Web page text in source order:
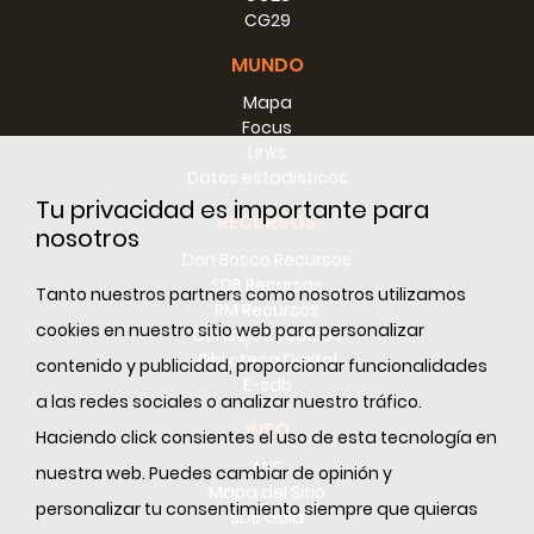
Tu privacidad es importante para
nosotros
Tanto nuestros partners como nosotros utilizamos
cookies en nuestro sitio web para personalizar
contenido y publicidad, proporcionar funcionalidades
a las redes sociales o analizar nuestro tráfico.
Haciendo click consientes el uso de esta tecnología en
nuestra web. Puedes cambiar de opinión y
personalizar tu consentimiento siempre que quieras
4) La lettera del 1884 da Roma.
c) Le manifestazioni della carità.
I. Sua utilità.
II. Come avvicinare i giovani: esempi di Don Bosco.
A. All’inizio della sua missione.
B. Don Bosco in Trastevere.
C. Don Bosco in Piazza del Popolo.
E. «Vada alla pompa!»
III. Mezzi per guadagnare la confidenza.
CG29
MUNDO
Mapa
Focus
RECURSOS
SDB Recursos
Consejo Recursos
Biblioteca Digital
INFO
ANS
SDB Guía